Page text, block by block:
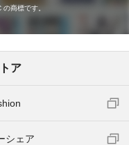
商標です。
ア
シェア